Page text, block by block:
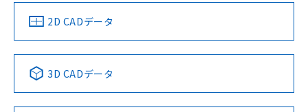
中国 RoHS 注意事項・凡例
Pb Hg Cd Cr(VI)
（イギリス
船舶規格）
（ノルウェー
（フランス
（韓国
Yes No No No
この製品の規格認証/適合状況ページへ
その他の認証はこちらのページからご検索ください
2D CADデータ
3D CADデータ